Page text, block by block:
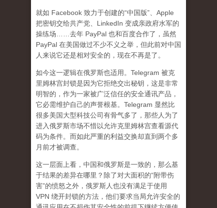
就如 Facebook 致力于创建的“中国版”、Apple
把密钥交给共产党、LinkedIn 变成亲政府水军的
操练场……去年 PayPal 也和百度合作了，虽然
PayPal 在美国做过不少不义之举，但此前对中国
人来说它还是相对安全的，现在不再是了。
如今这一逻辑在俄罗斯也适用。Telegram 被克
里姆林宫封锁是因为它拒绝交出秘钥，这是非常
明智的，作为一家被广泛信任的安全通讯产品，
它必需维护自己的声誉根基。Telegram 显然比
很多美国大型科技公司有骨气多了，那些人为了
进入俄罗斯市场不惜以允许克里姆林宫查看源代
码为条件。而如此严重的利益交换却直到两个多
月前才被调查。
这一层面上看，中国和俄罗斯是一致的，那么基
于结果的差异在哪里？除了对大面积的“附带伤
害”的愤怒之外，俄罗斯人也没有满足于使用
VPN 绕开封锁的方法，他们要求当局允许安全的